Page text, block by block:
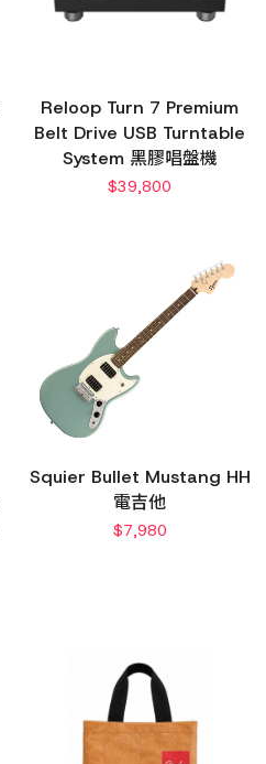
Reloop Turn 7 Premium
Belt Drive USB Turntable
System 黑膠唱盤機
$39,800
Squier Bullet Mustang HH
電吉他
$7,980